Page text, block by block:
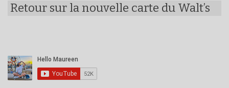
Retour sur la nouvelle carte du Walt’s